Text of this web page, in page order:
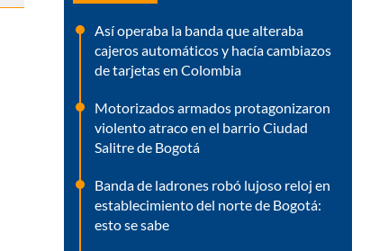
Así operaba la banda que alteraba
cajeros automáticos y hacía cambiazos
de tarjetas en Colombia
Motorizados armados protagonizaron
violento atraco en el barrio Ciudad
Salitre de Bogotá
Banda de ladrones robó lujoso reloj en
establecimiento del norte de Bogotá:
esto se sabe